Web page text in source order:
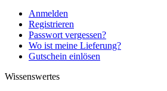
Anmelden
Registrieren
Passwort vergessen?
Wo ist meine Lieferung?
Gutschein einlösen
Wissenswertes